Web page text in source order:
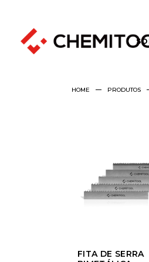
HOME PRODUTOS
FITA DE SERRA